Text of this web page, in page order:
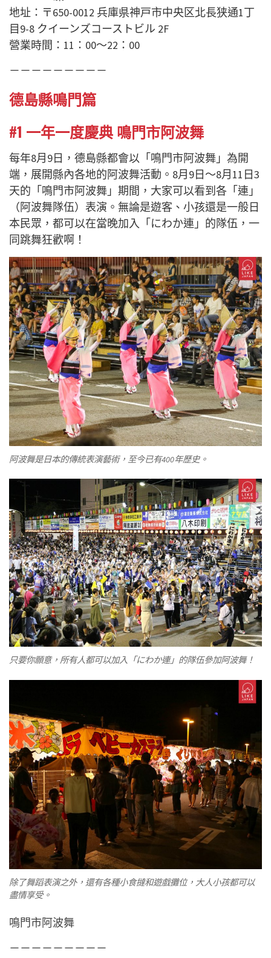
地址：〒650-0012 兵庫県神戸市中央区北長狭通1丁
目9-8 クイーンズコーストビル 2F
營業時間：11：00～22：00
－－－－－－－－－
德島縣鳴門篇
#1 一年一度慶典 鳴門市阿波舞
每年8月9日，德島縣都會以「鳴門市阿波舞」為開
端，展開縣內各地的阿波舞活動。8月9日～8月11日3
天的 「鳴門市阿波舞」 期間，大家可以看到各 「連」
（阿波舞隊伍） 表演。無論是遊客、小孩還是一般日
本民眾，都可以在當晚加入「にわか連」的隊伍，一
同跳舞狂歡啊！
阿波舞是日本的傳統表演藝術，至今已有400年歷史。
只要你願意，所有人都可以加入「にわか連」的隊伍參加阿波舞！
除了舞蹈表演之外，還有各種小食撻和遊戲攤位，大人小孩都可以
盡情享受。
鳴門市阿波舞
－－－－－－－－－